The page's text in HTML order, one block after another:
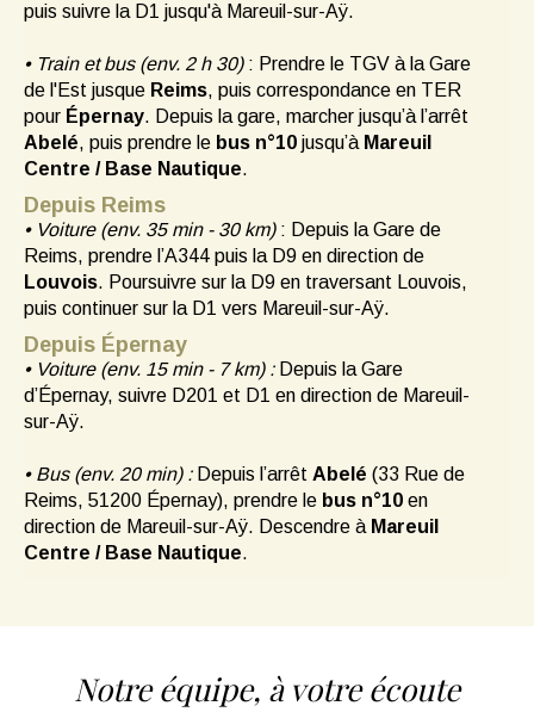
puis suivre la D1 jusqu'à Mareuil-sur-Aÿ.
• Train et bus (env. 2 h 30): Prendre le TGV à la Gare
de l'Est jusque Reims, puis correspondance en TER
pour Épernay. Depuis la gare, marcher jusqu’à l’arrêt
Abelé, puis prendre le bus n°10 jusqu’à Mareuil
Centre / Base Nautique.
Depuis Reims
• Voiture (env. 35 min - 30 km): Depuis la Gare de
Reims, prendre l’A344 puis la D9 en direction de
Louvois. Poursuivre sur la D9 en traversant Louvois,
puis continuer sur la D1 vers Mareuil-sur-Aÿ.
Depuis Épernay
• Voiture (env. 15 min - 7 km) :Depuis la Gare
d’Épernay, suivre D201 et D1 en direction de Mareuil-
sur-Aÿ.
• Bus (env. 20 min) :Depuis l’arrêt Abelé (33 Rue de
Reims, 51200 Épernay), prendre le bus n°10 en
direction de Mareuil-sur-Aÿ. Descendre à Mareuil
Centre / Base Nautique.
Notre équipe, à votre écoute